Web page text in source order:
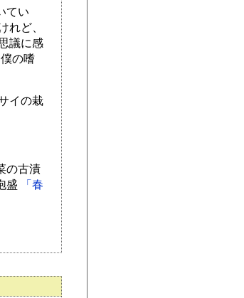
てい
れど、
議に感
の嗜
イの栽
の古漬
盛
「春